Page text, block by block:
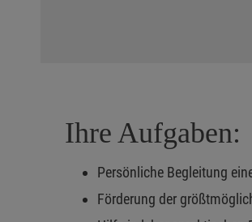
Ihre Aufgaben:
Persönliche Begleitung
Förderung der